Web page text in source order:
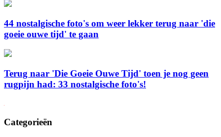
44 nostalgische foto's om weer lekker terug naar 'die
goeie ouwe tijd' te gaan
Terug naar 'Die Goeie Ouwe Tijd' toen je nog geen
rugpijn had: 33 nostalgische foto's!
Categorieën